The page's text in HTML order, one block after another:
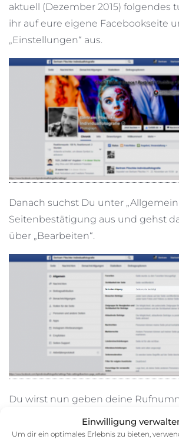
Einwilligung
Um dir ein optimales Erlebnis zu bieten,
aktuell (Dezember 2015) folgendes
ihr auf eure eigene Facebookseite
„Einstellungen“ aus.
Danach suchst Du unter
Seitenbestätigung aus und gehst
über „Bearbeiten“.
Du wirst nun geben deine
Anruf zu verifizieren. Sollte das
was auch bei mir der Fall war, gibt